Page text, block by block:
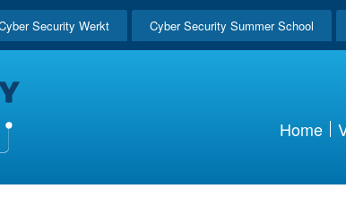
Security Werkt Cyber Security Summer School
Home